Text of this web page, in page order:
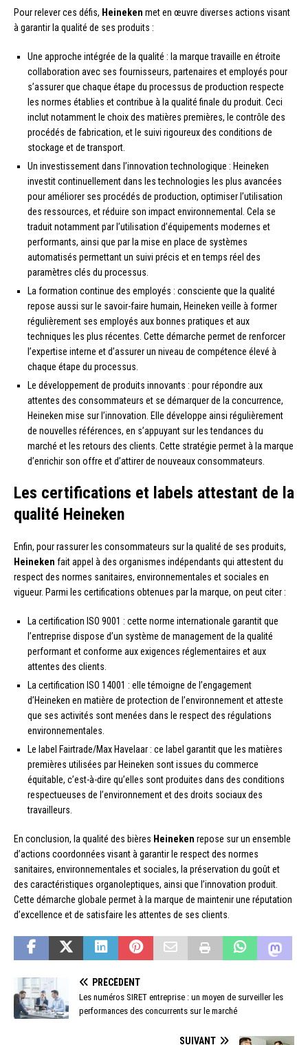
Pour relever ces défis, Heineken met en œuvre diverses actions visant
à garantir la qualité de ses produits :
Une approche intégrée de la qualité : la marque travaille en étroite
collaboration avec ses fournisseurs, partenaires et employés pour
s’assurer que chaque étape du processus de production respecte
les normes établies et contribue à la qualité finale du produit. Ceci
inclut notamment le choix des matières premières, le contrôle des
procédés de fabrication, et le suivi rigoureux des conditions de
stockage et de transport.
Un investissement dans l’innovation technologique : Heineken
investit continuellement dans les technologies les plus avancées
pour améliorer ses procédés de production, optimiser l’utilisation
des ressources, et réduire son impact environnemental. Cela se
traduit notamment par l’utilisation d’équipements modernes et
performants, ainsi que par la mise en place de systèmes
automatisés permettant un suivi précis et en temps réel des
paramètres clés du processus.
La formation continue des employés : consciente que la qualité
repose aussi sur le savoir-faire humain, Heineken veille à former
régulièrement ses employés aux bonnes pratiques et aux
techniques les plus récentes. Cette démarche permet de renforcer
l’expertise interne et d’assurer un niveau de compétence élevé à
chaque étape du processus.
Le développement de produits innovants : pour répondre aux
attentes des consommateurs et se démarquer de la concurrence,
Heineken mise sur l’innovation. Elle développe ainsi régulièrement
de nouvelles références, en s’appuyant sur les tendances du
marché et les retours des clients. Cette stratégie permet à la marque
d’enrichir son offre et d’attirer de nouveaux consommateurs.
Les certifications et labels attestant de la
qualité Heineken
Enfin, pour rassurer les consommateurs sur la qualité de ses produits,
Heineken fait appel à des organismes indépendants qui attestent du
respect des normes sanitaires, environnementales et sociales en
vigueur. Parmi les certifications obtenues par la marque, on peut citer :
La certification ISO 9001 : cette norme internationale garantit que
l’entreprise dispose d’un système de management de la qualité
performant et conforme aux exigences réglementaires et aux
attentes des clients.
La certification ISO 14001 : elle témoigne de l’engagement
d’Heineken en matière de protection de l’environnement et atteste
que ses activités sont menées dans le respect des régulations
environnementales.
Le label Fairtrade/Max Havelaar : ce label garantit que les matières
premières utilisées par Heineken sont issues du commerce
équitable, c’est-à-dire qu’elles sont produites dans des conditions
respectueuses de l’environnement et des droits sociaux des
travailleurs.
En conclusion, la qualité des bières Heineken repose sur un ensemble
d’actions coordonnées visant à garantir le respect des normes
sanitaires, environnementales et sociales, la préservation du goût et
des caractéristiques organoleptiques, ainsi que l’innovation produit.
Cette démarche globale permet à la marque de maintenir une réputation
d’excellence et de satisfaire les attentes de ses clients.
PRÉCÉDENT
Les numéros SIRET entreprise : un moyen de surveiller les
performances des concurrents sur le marché
SUIVANT